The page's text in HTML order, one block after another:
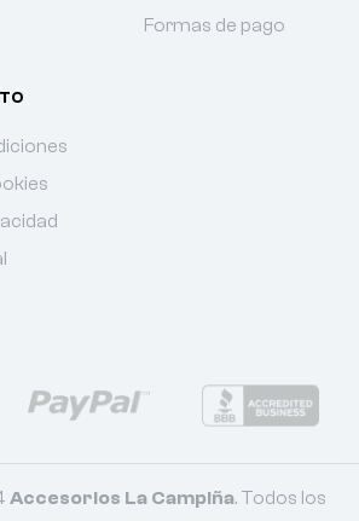
Formas de pago
Accesorios La Campiña. Todos los